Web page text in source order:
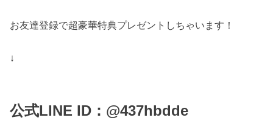
お友達登録で超豪華特典プレゼントしちゃいます！
↓
公式LINE ID：@437hbdde